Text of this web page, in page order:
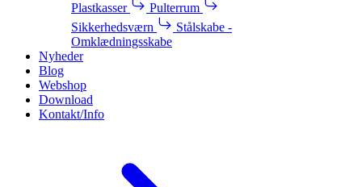
Plastkasser
Pulterrum
Sikkerhedsværn
Stålskabe -
Omklædningsskabe
Nyheder
Blog
Webshop
Download
Kontakt/Info